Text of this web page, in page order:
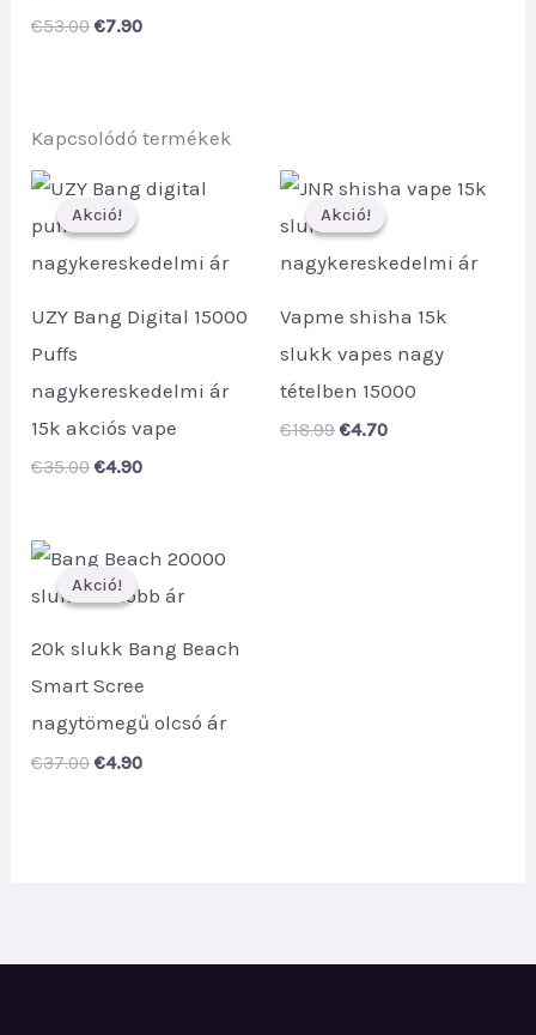
€53.00 Original
€7.90Current
Kapcsolódó termékek
Akció!
Akció!
UZY Bang Digital 15000
Puffs
nagykereskedelmi ár
15k akciós vape
€35.00 Original
€4.90Current
Akció!
Akció!
Vapme shisha 15k
slukk vapes nagy
tételben 15000
€18.99 Original
€4.70Current
Akció!
Akció!
20k slukk Bang Beach
Smart Scree
nagytömegű olcsó ár
€37.00 Original
€4.90Current